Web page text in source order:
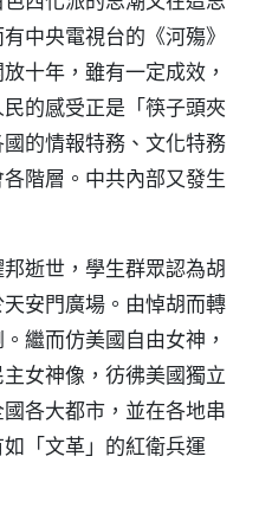
中央電視台的《河殤》
十年，雖有一定成效，
的感受正是「筷子頭夾
的情報特務、文化特務
階層。中共內部又發生
逝世，學生群眾認為胡
安門廣場。由悼胡而轉
繼而仿美國自由女神，
女神像，彷彿美國獨立
各大都市，並在各地串
「文革」的紅衛兵運